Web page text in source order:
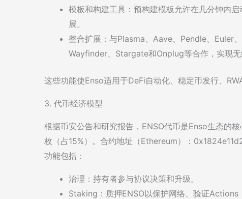
模板和构建工具：预构建模板允许在几分钟内
展。
整合扩展：与Plasma、Aave、Pendle、Euler
Wayfinder、Stargate和Onplug等合作，实现无
这些功能使Enso适用于DeFi自动化、稳定币发行、
3. 代币经济模型
根据币安公告和研究报告，ENSO代币是Enso生态的
枚（占15%）。合约地址（Ethereum）：
功能包括：
治理：持有者参与协议决策和升级。
Staking：质押ENSO以保护网络、验证